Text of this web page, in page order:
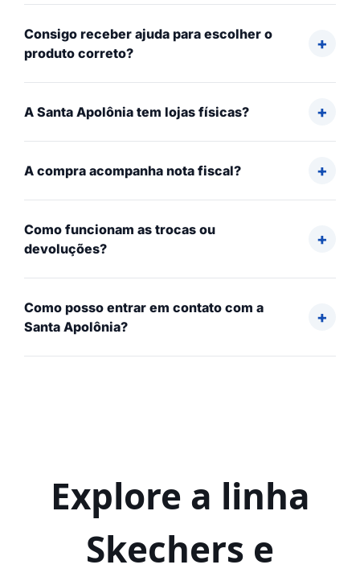
Consigo receber ajuda para escolher o
produto correto?
A Santa Apolônia tem lojas físicas?
A compra acompanha nota fiscal?
Como funcionam as trocas ou
devoluções?
Como posso entrar em contato com a
Santa Apolônia?
Explore a linha
Skechers e